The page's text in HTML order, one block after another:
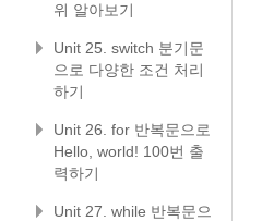
위 알아보기
Unit 25. switch 분기문
으로 다양한 조건 처리
하기
Unit 26. for 반복문으로
Hello, world! 100번 출
력하기
Unit 27. while 반복문으